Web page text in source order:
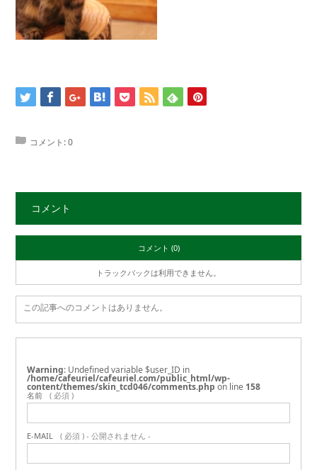
コメント:0
コメント
コメント (0)
トラックバックは利用できません。
この記事へのコメントはありません。
Warning : Undefined variable $user_ID in
/home/cafeuriel/cafeuriel.com/public_html/wp-
content/themes/skin_tcd046/comments.php on line 158
名前 ( 必須 )
E-MAIL ( 必須 ) - 公開されません -